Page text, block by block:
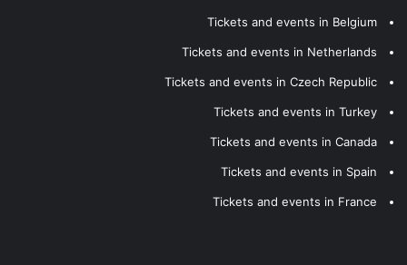
Tickets and events in Belgium
Tickets and events in Netherlands
Tickets and events in Czech Republic
Tickets and events in Turkey
Tickets and events in Canada
Tickets and events in Spain
Tickets and events in France